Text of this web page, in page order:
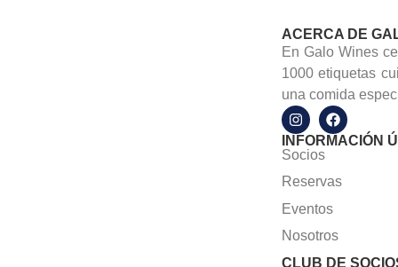
ACERCA DE
En Galo Wines
1000 etiquetas
una comida
INFORMACIÓN
Socios
Reservas
Eventos
Nosotros
CLUB DE